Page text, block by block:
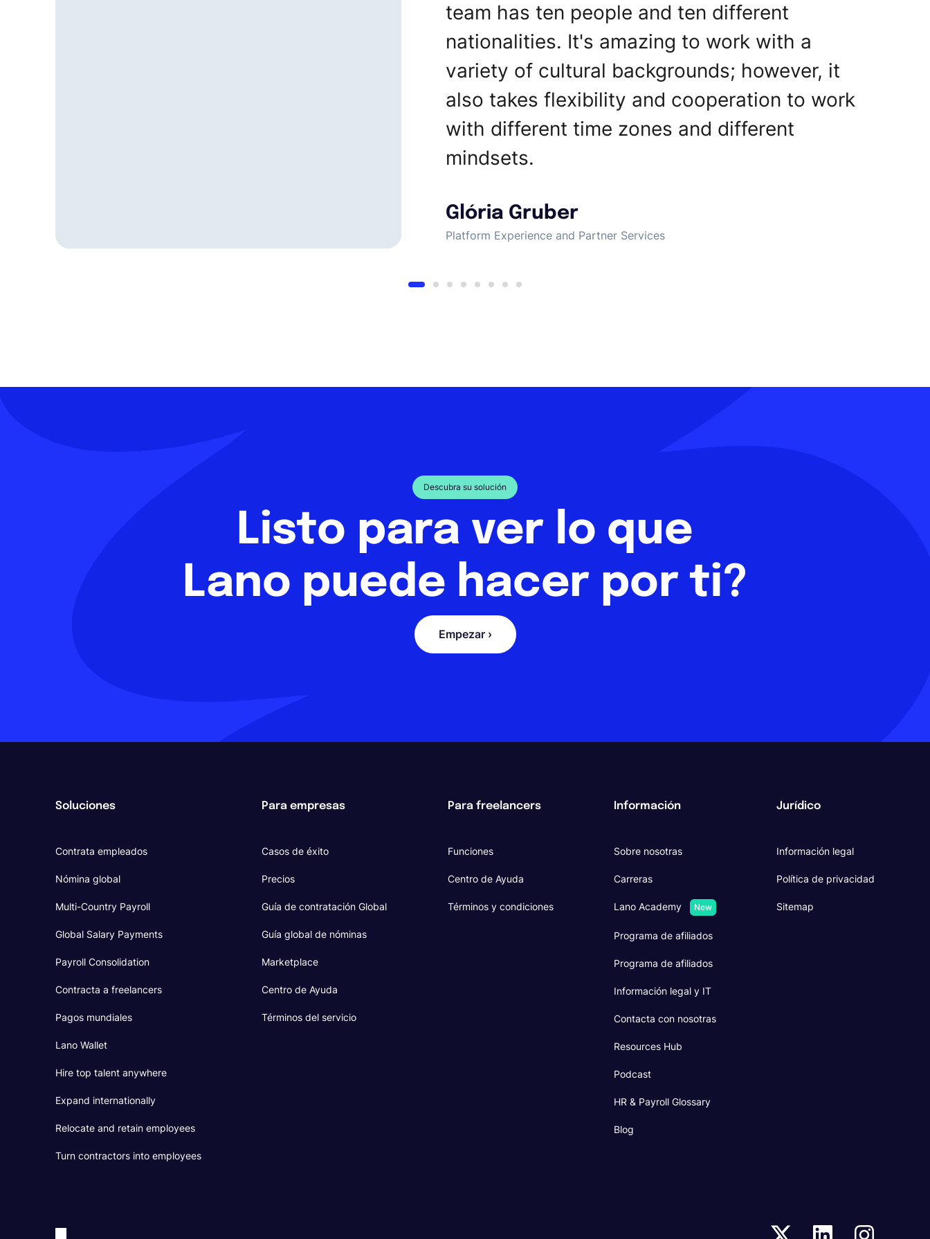
team has ten people and ten different
nationalities. It's amazing to work with a
variety of cultural backgrounds; however, it
also takes flexibility and cooperation to work
with different time zones and different
mindsets.
Glória Gruber
Platform Experience and Partner Services
Descubra su solución
Listo para ver lo que
Lano puede hacer por ti?
Empezar ›
Soluciones
Contrata empleados
Nómina global
Multi-Country Payroll
Global Salary Payments
Payroll Consolidation
Contracta a freelancers
Pagos mundiales
Lano Wallet
Hire top talent anywhere
Expand internationally
Relocate and retain employees
Turn contractors into employees
Para empresas
Casos de éxito
Precios
Guía de contratación Global
Guía global de nóminas
Marketplace
Centro de Ayuda
Términos del servicio
Para freelancers
Funciones
Centro de Ayuda
Términos y condiciones
Información
Sobre nosotras
Carreras
Lano Academy New
Programa de afiliados
Programa de afiliados
Información legal y IT
Contacta con nosotras
Resources Hub
Podcast
HR & Payroll Glossary
Blog
Jurídico
Información legal
Política de privacidad
Sitemap